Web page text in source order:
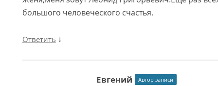
большого человеческого счастья.
Ответить ↓
Евгений Автор записи